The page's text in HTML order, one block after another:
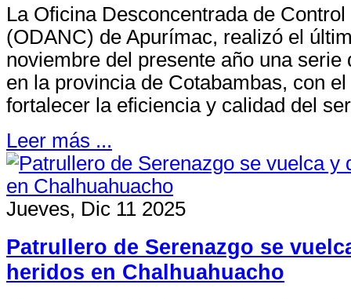
internacional gracias al
Smith Pastor Mina, del Colegio
Apurímac. El destacado...
Actualizado 05 Ago 2026
En el marco de la
Corte Superior de Justicia de
La Oficina Desconcentrada de
(ODANC) de Apurímac, realizó el
noviembre del presente año una serie
en la provincia de Cotabambas, con
fortalecer la eficiencia y calidad del
Leer más ...
Jueves, Dic 11 2025
Patrullero de Serenazgo se
heridos en Chalhuahuacho